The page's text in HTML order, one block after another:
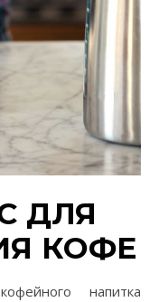
ДЛЯ
КОФЕ